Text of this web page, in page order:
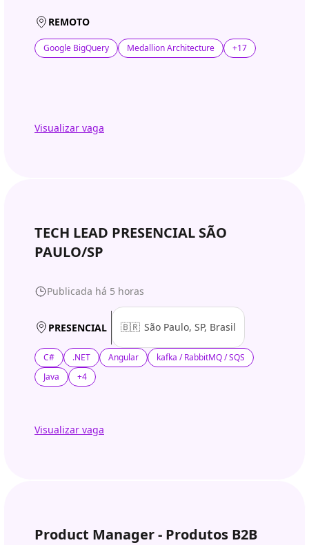
REMOTO
Google BigQuery Medallion Architecture +17
Visualizar vaga
TECH LEAD PRESENCIAL SÃO
PAULO/SP
Publicada há 5 horas
PRESENCIAL 🇧🇷 São Paulo, SP, Brasil
C# .NET Angular
kafka / RabbitMQ / SQS
Java
+4
Visualizar vaga
Product Manager - Produtos B2B